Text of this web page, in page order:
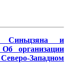
и
организации
Западном